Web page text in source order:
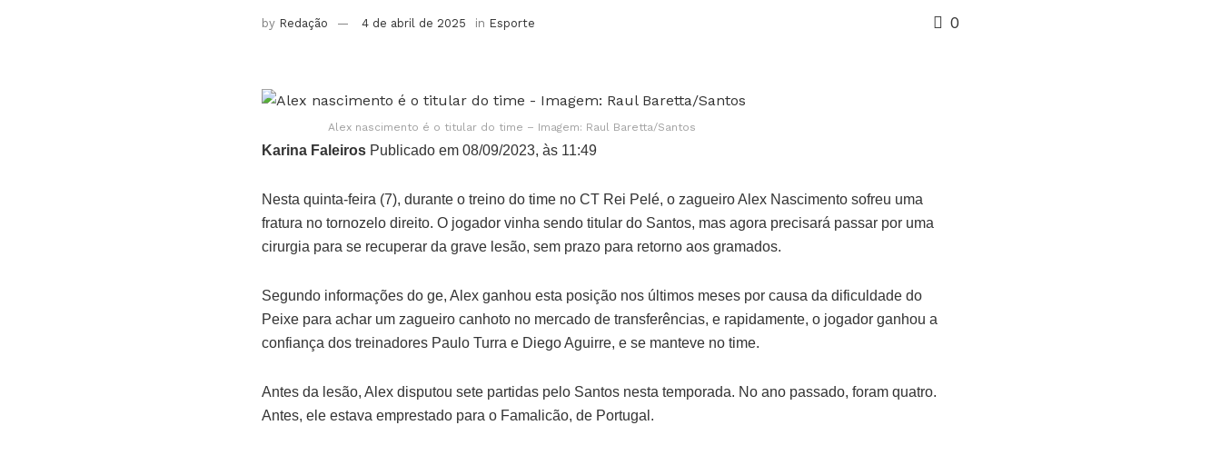
by Redação 4 de abril de 2025 in Esporte 0
Alex nascimento é o titular do time – Imagem: Raul Baretta/Santos
Karina Faleiros Publicado em 08/09/2023, às 11:49
Nesta quinta-feira (7), durante o treino do time no CT Rei Pelé, o zagueiro Alex Nascimento sofreu uma
fratura no tornozelo direito. O jogador vinha sendo titular do Santos, mas agora precisará passar por uma
cirurgia para se recuperar da grave lesão, sem prazo para retorno aos gramados.
Segundo informações do ge, Alex ganhou esta posição nos últimos meses por causa da dificuldade do
Peixe para achar um zagueiro canhoto no mercado de transferências, e rapidamente, o jogador ganhou a
confiança dos treinadores Paulo Turra e Diego Aguirre, e se manteve no time.
Antes da lesão, Alex disputou sete partidas pelo Santos nesta temporada. No ano passado, foram quatro.
Antes, ele estava emprestado para o Famalicão, de Portugal.